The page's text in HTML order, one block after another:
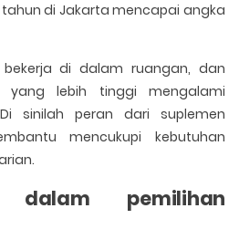
di Jakarta mencapai angka
di dalam ruangan, dan
yang lebih tinggi mengalami
sinilah peran dari suplemen
mencukupi kebutuhan
dalam pemilihan